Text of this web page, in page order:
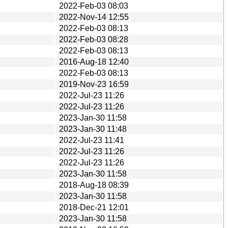
2022-Feb-03 08:03
2022-Nov-14 12:55
2022-Feb-03 08:13
2022-Feb-03 08:28
2022-Feb-03 08:13
2016-Aug-18 12:40
2022-Feb-03 08:13
2019-Nov-23 16:59
2022-Jul-23 11:26
2022-Jul-23 11:26
2023-Jan-30 11:58
2023-Jan-30 11:48
2022-Jul-23 11:41
2022-Jul-23 11:26
2022-Jul-23 11:26
2023-Jan-30 11:58
2018-Aug-18 08:39
2023-Jan-30 11:58
2018-Dec-21 12:01
2023-Jan-30 11:58